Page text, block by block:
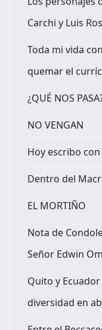
Carchi y Luis
Toda mi vida
quemar el
¿QUÉ NOS
NO VENGAN
Hoy escribo
Dentro del
EL MORTIÑO
Nota de
Señor Edwin
Quito y
diversidad en